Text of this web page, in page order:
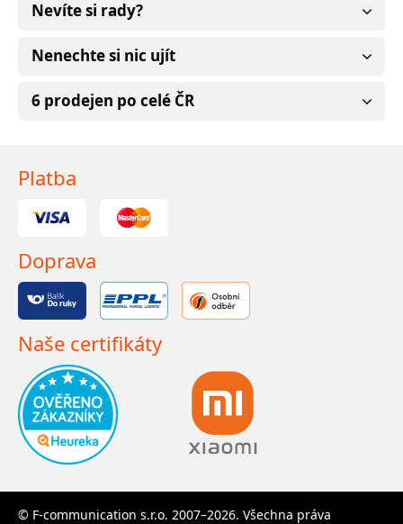
Nevíte si rady?
Nenechte si nic ujít
6 prodejen po celé ČR
Platba
Doprava
Naše certifikáty
© F-communication s.r.o. 2007–2026. Všechna práva